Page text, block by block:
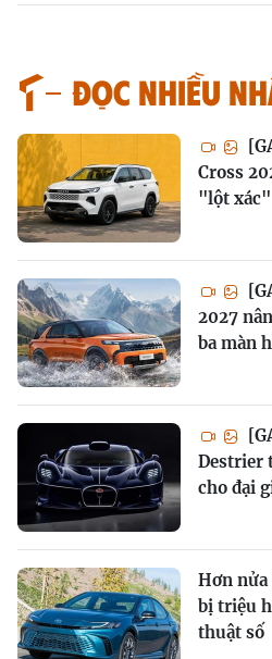
Đọc nhiều
Cross
"lột xác"
2027
ba màn
Destrier
cho đại
Hơn
bị triệu
thuật số